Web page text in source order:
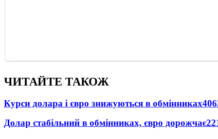
ЧИТАЙТЕ ТАКОЖ
Курси долара і євро знижуються в обмінниках
Долар стабільний в обмінниках, євро дорожчає